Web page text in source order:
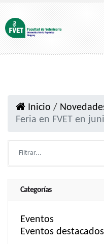
Inicio /
Feria en FVET en
Categorías
Eventos
Eventos destacados